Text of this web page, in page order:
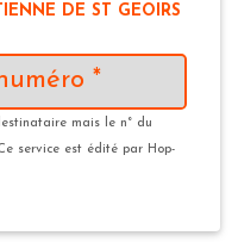
DE ST GEOIRS
*
mais le n° du
service est édité par Hop-